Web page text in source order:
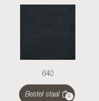
640
Bestel staal 0